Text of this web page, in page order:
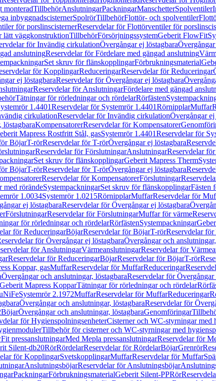
monteradTillbehörAnslutningarPackningarManschetterSpolventiler
inbyggnadscisternerSpolrörTillbehörFlottör- och spolventiler
för porslinscisternerReservdelar för Flottörventiler för
lätt väggkonstruktionTillbehörFörsörjningssystemGeberit FlowFit
för Invändig cirkulationÖvergångar ej löstagbara
anslutningReservdelar för Fördelare med gängad anslutning
Set skruv för flänskopplingarFörbrukningsmaterial
för KopplingarReduceringarReservdelar för Reduceringar
ej löstagbaraReservdelar för Övergångar ej löstagbara
Reservdelar för AnslutningarFördelare med gängad
Tätningar för rörledningar och rördelarRörfästen
1.4401Reservdelar för Systemrör 1.4401RörnipplarMuffar
cirkulationReservdelar för Invändig cirkulationÖvergångar ej
löstagbaraKompensatorerReservdelar för Kompensatorer
Mapress Rostfritt Stål, gasSystemrör 1.4401Reservdelar för
BöjarT-rörReservdelar för T-rörÖvergångar ej löstagbara
Reservdelar för FörslutningarAnslutningarReservdelar
Set skruv för flänskopplingarGeberit Mapress Therm
BöjarT-rörReservdelar för T-rörÖvergångar ej löstagbara
Reservdelar för KompensatorerFörslutningar
med rörändeSystempackningarSet skruv för flänskopplingarFästen
1.0034Systemrör 1.0215RörnipplarMuffarReservdelar för
ej löstagbaraReservdelar för Övergångar ej löstagbara
FörslutningarReservdelar för FörslutningarMuffar för värme
för rörledningar och rördelarRörfästenSystempackningar
för ReduceringarBöjarReservdelar för BöjarT-rörReservdelar
för Övergångar ej löstagbaraÖvergångar och
för AnslutningarVärmeanslutningarReservdelar för
Reservdelar för ReduceringarBöjarReservdelar för BöjarT-rör
Koppar, gasMuffarReservdelar för MuffarReduceringar
Övergångar och anslutningar, löstagbaraReservdelar för
Mapress KopparTätningar för rörledningar och rördelar
Systemrör 2.1972MuffarReservdelar för MuffarReduceringar
Övergångar och anslutningar, löstagbaraReservdelar för
BöjarÖvergångar och anslutningar, löstagbaraGenomföringar
för HygienspolningsenheterCisterner och WC-styrningar med
Tillbehör för cisterner och WC-styrningar med
pressanslutningarMed Mepla pressanslutningarReservdelar för
Silent-db20RörRördelarReservdelar för RördelarBöjarGrenrör
för KopplingarSvetskopplingarMuffarReservdelar för Muffar
AnslutningsböjarReservdelar för Anslutningsböjar
PackningarFörbrukningsmaterialGeberit Silent-PPRör